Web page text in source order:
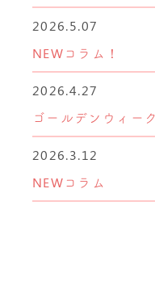
2026.5.07
NEWコラム！
2026.4.27
ゴールデンウィー
2026.3.12
NEWコラム